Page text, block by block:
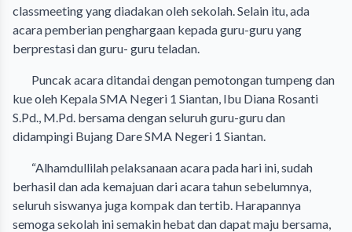
classmeeting yang diadakan oleh sekolah. Selain itu, ada
acara pemberian penghargaan kepada guru-guru yang
berprestasi dan guru- guru teladan.
Puncak acara ditandai dengan pemotongan tumpeng dan
kue oleh Kepala SMA Negeri 1 Siantan, Ibu Diana Rosanti
S.Pd., M.Pd. bersama dengan seluruh guru-guru dan
didampingi Bujang Dare SMA Negeri 1 Siantan.
“Alhamdullilah pelaksanaan acara pada hari ini, sudah
berhasil dan ada kemajuan dari acara tahun sebelumnya,
seluruh siswanya juga kompak dan tertib. Harapannya
semoga sekolah ini semakin hebat dan dapat maju bersama,